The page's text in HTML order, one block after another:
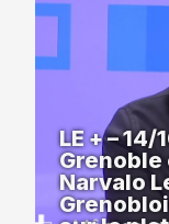
LE + – 14/
Grenoble
Narvalo